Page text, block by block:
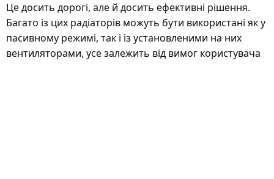
Це досить дорогі, але й досить ефективні рішення.
Багато із цих радіаторів можуть бути використані як у
пасивному режимі, так і із установленими на них
вентиляторами, усе залежить від вимог користувача